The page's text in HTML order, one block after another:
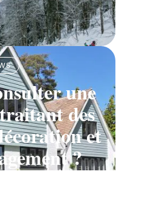
une
des
et
?